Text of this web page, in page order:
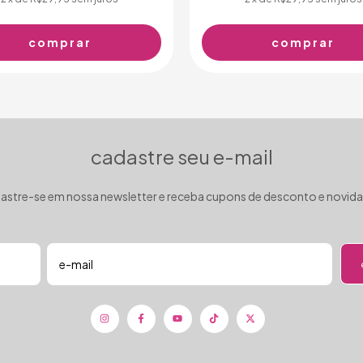
cadastre seu e-mail
se em nossa newsletter e receba cupons de desconto e